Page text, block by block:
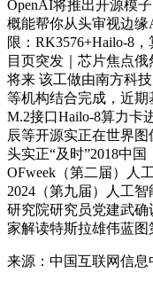
OpenAI将推出开源模
概能帮你从头审视边缘
限：RK3576+Hailo-8
目页突发｜芯片焦点俄
将来 该工做由南方科
等机构结合完成，近期
M.2接口Hailo-8算力卡
辰等开源实正在世界图
头实正“及时”2018中
OFweek（第二届）人
2024（第九届）人工
研究院研究员党建武
家解读特斯拉雄伟蓝图
来源：中国互联网信息